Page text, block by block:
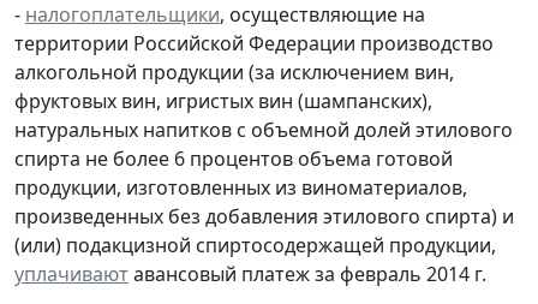
- налогоплательщики, осуществляющие на
территории Российской Федерации производство
алкогольной продукции (за исключением вин,
фруктовых вин, игристых вин (шампанских),
натуральных напитков с объемной долей этилового
спирта не более 6 процентов объема готовой
продукции, изготовленных из виноматериалов,
произведенных без добавления этилового спирта) и
(или) подакцизной спиртосодержащей продукции,
уплачиваютавансовый платеж за февраль 2014 г.